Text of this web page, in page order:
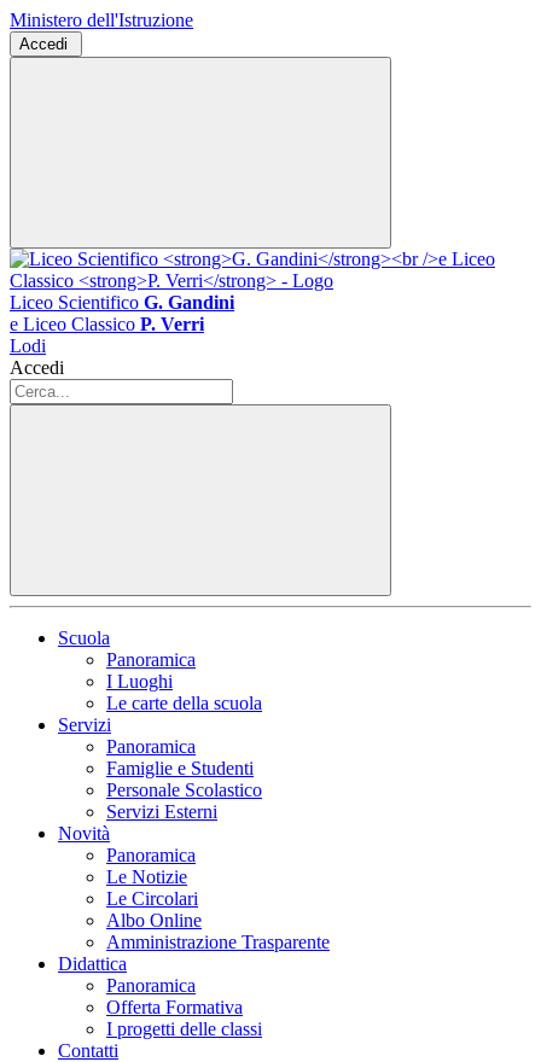
Ministero dell'Istruzione
Accedi
Liceo Scientifico G. Gandini
e Liceo Classico P. Verri
Lodi
Accedi
Scuola
Panoramica
I Luoghi
Le carte della scuola
Servizi
Panoramica
Famiglie e Studenti
Personale Scolastico
Servizi Esterni
Novità
Panoramica
Le Notizie
Le Circolari
Albo Online
Amministrazione Trasparente
Didattica
Panoramica
Offerta Formativa
I progetti delle classi
Contatti